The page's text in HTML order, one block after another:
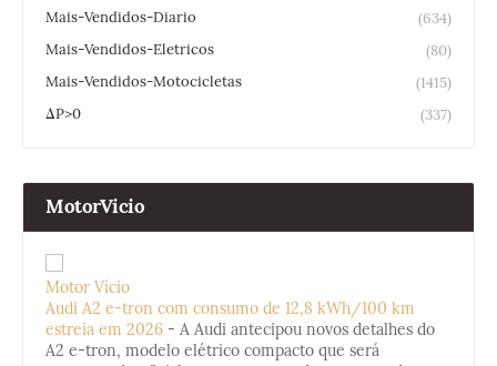
Mais-Vendidos-Diario
(634)
Mais-Vendidos-Eletricos
(80)
Mais-Vendidos-Motocicletas
(1415)
ΔP>0
(337)
MotorVicio
Motor Vício
Audi A2 e-tron com consumo de 12,8 kWh/100 km
estreia em 2026 - A Audi antecipou novos detalhes do
A2 e-tron, modelo elétrico compacto que será